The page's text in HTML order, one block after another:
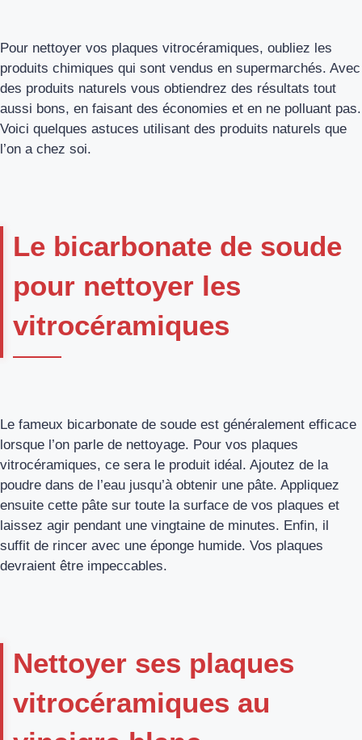
Pour nettoyer vos plaques vitrocéramiques, oubliez les
produits chimiques qui sont vendus en supermarchés. Avec
des produits naturels vous obtiendrez des résultats tout
aussi bons, en faisant des économies et en ne polluant pas.
Voici quelques astuces utilisant des produits naturels que
l’on a chez soi.
Le bicarbonate de soude
pour nettoyer les
vitrocéramiques
Le fameux bicarbonate de soude est généralement efficace
lorsque l’on parle de nettoyage. Pour vos plaques
vitrocéramiques, ce sera le produit idéal. Ajoutez de la
poudre dans de l’eau jusqu’à obtenir une pâte. Appliquez
ensuite cette pâte sur toute la surface de vos plaques et
laissez agir pendant une vingtaine de minutes. Enfin, il
suffit de rincer avec une éponge humide. Vos plaques
devraient être impeccables.
Nettoyer ses plaques
vitrocéramiques au